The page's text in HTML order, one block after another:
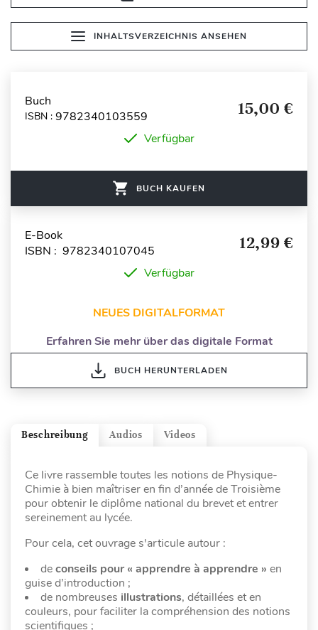
INHALTSVERZEICHNIS ANSEHEN
Buch
ISBN : 9782340103559 15,00 €
Verfügbar
BUCH KAUFEN
E-Book
ISBN : 9782340107045
12,99 €
Verfügbar
NEUES DIGITALFORMAT
Erfahren Sie mehr über das digitale Format
BUCH HERUNTERLADEN
Videos
Audios
Beschreibung
Ce livre rassemble toutes les notions de Physique-
Chimie à bien maîtriser en fin d’année de Troisième
pour obtenir le diplôme national du brevet et entrer
sereinement au lycée.
Pour cela, cet ouvrage s'articule autour :
deconseils pour « apprendre à apprendre » en
guise d’introduction ;
de nombreuses illustrations, détaillées et en
couleurs, pour faciliter la compréhension des notions
scientifiques ;